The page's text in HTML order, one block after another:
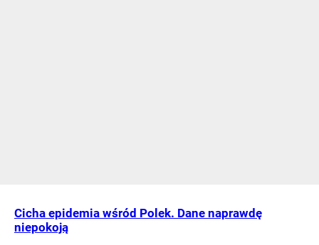
Cicha epidemia wśród Polek. Dane naprawdę
niepokoją